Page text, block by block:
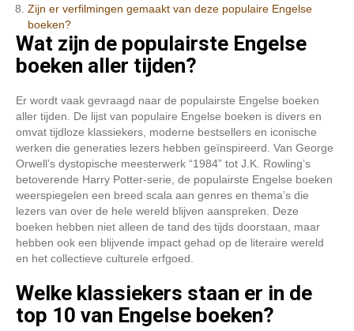
Zijn er verfilmingen gemaakt van deze populaire Engelse
boeken?
Wat zijn de populairste Engelse
boeken aller tijden?
Er wordt vaak gevraagd naar de populairste Engelse boeken
aller tijden. De lijst van populaire Engelse boeken is divers en
omvat tijdloze klassiekers, moderne bestsellers en iconische
werken die generaties lezers hebben geïnspireerd. Van George
Orwell’s dystopische meesterwerk “1984” tot J.K. Rowling’s
betoverende Harry Potter-serie, de populairste Engelse boeken
weerspiegelen een breed scala aan genres en thema’s die
lezers van over de hele wereld blijven aanspreken. Deze
boeken hebben niet alleen de tand des tijds doorstaan, maar
hebben ook een blijvende impact gehad op de literaire wereld
en het collectieve culturele erfgoed.
Welke klassiekers staan er in de
top 10 van Engelse boeken?